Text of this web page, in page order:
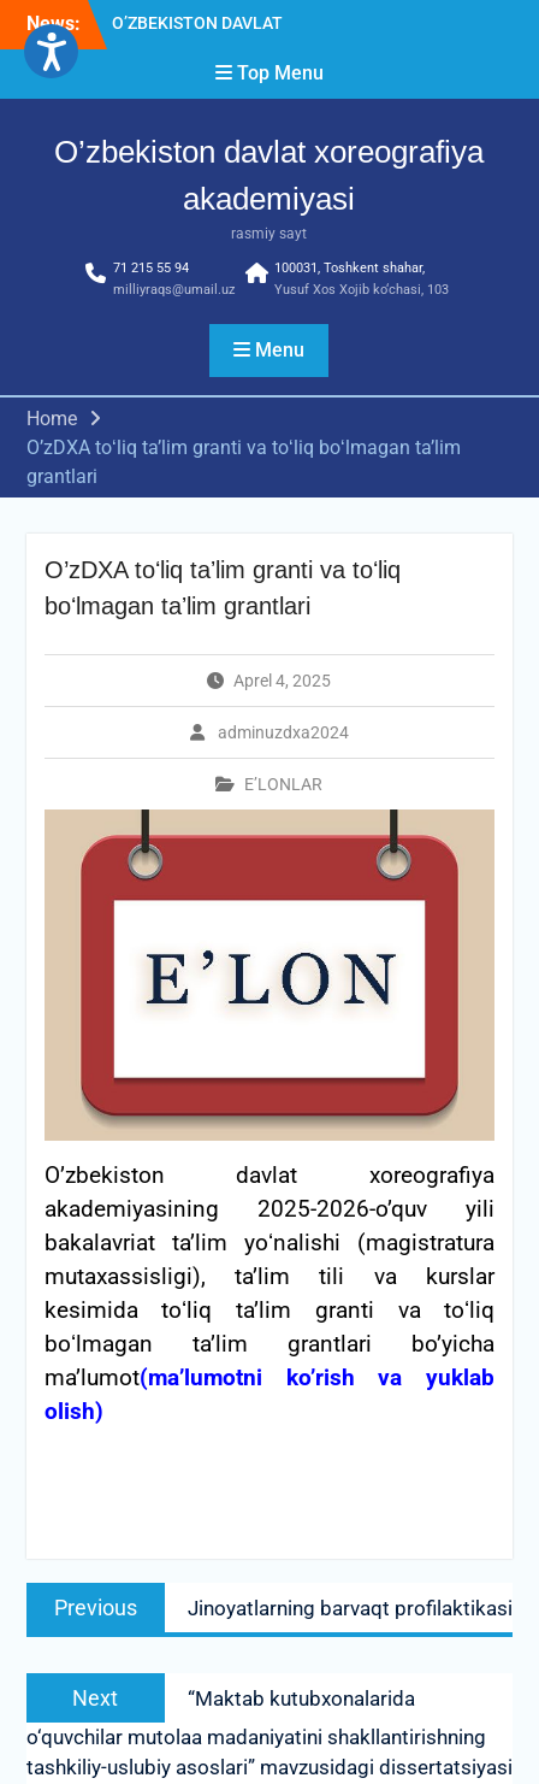
Skip
content
News:
O’ZBEKISTON DAVLAT
AKADEMIYASIDA
о‘tkazilgan kasbiy (ijodiy)
Diqqat e’lon!
imtihon jarayonlari
Top Menu
O’zbekiston davlat xoreografiya
akademiyasi
rasmiy sayt
71 215 55 94
milliyraqs@umail.uz
100031, Toshkent shahar,
Yusuf Xos Xojib ko‘chasi, 103
Menu
Home
O’zDXA toʻliq taʼlim granti va toʻliq boʻlmagan taʼlim
grantlari
O’zDXA toʻliq taʼlim granti va toʻliq
boʻlmagan taʼlim grantlari
Aprel 4, 2025
adminuzdxa2024
E’LONLAR
O’zbekiston davlat xoreografiya
akademiyasining 2025-2026-o’quv yili
bakalavriat taʼlim yoʻnalishi (magistratura
mutaxassisligi), taʼlim tili va kurslar
kesimida toʻliq taʼlim granti va toʻliq
boʻlmagan taʼlim grantlari bo’yicha
ma’lumot(ma’lumotni ko’rish va yuklab
olish)
Post
menyusi
Previous
Previous
post:
Jinoyatlarning barvaqt profilaktikasi
Next
Next
post:
“Maktab kutubxonalarida
o‘quvchilar mutolaa madaniyatini shakllantirishning
tashkiliy-uslubiy asoslari” mavzusidagi dissertatsiyasi